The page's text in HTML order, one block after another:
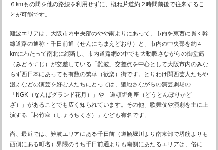
６kmもの間を他の路線を利用せずに、概ね片道約２時間前後で往来するこ
とが可能です。
難波エリアは、大阪市内中央部のやや南よりにあって、市内を東西に貫く幹
線道路の通称・千日前通（せんにちまえどおり）と、市内の中央部を約４
kmにわたって南北に縦断し、市内道路網の中でも大動脈さながらの御堂筋
（みどうすじ）が交差している「難波」交差点を中心として大阪市内のみな
らず西日本にあっても有数の繁華（歓楽）街です。とりわけ関西芸人たちや
漫才などの演芸を好む人たちにとっては、聖地さながらの演芸劇場の
「NGK（なんばグランド花月）」や「道頓堀角座（どうとんぼりかど
ざ）」があることでも広く知られています。その他、歌舞伎や演劇を主に上
演する「松竹座（しょうちくざ）」なども有名です。
尚、最近では、難波エリアにある千日前（道頓堀川より南東部で堺筋よりも
西側にある町名）界隈のうち千日前通よりも南側にあたるエリアは、俗に